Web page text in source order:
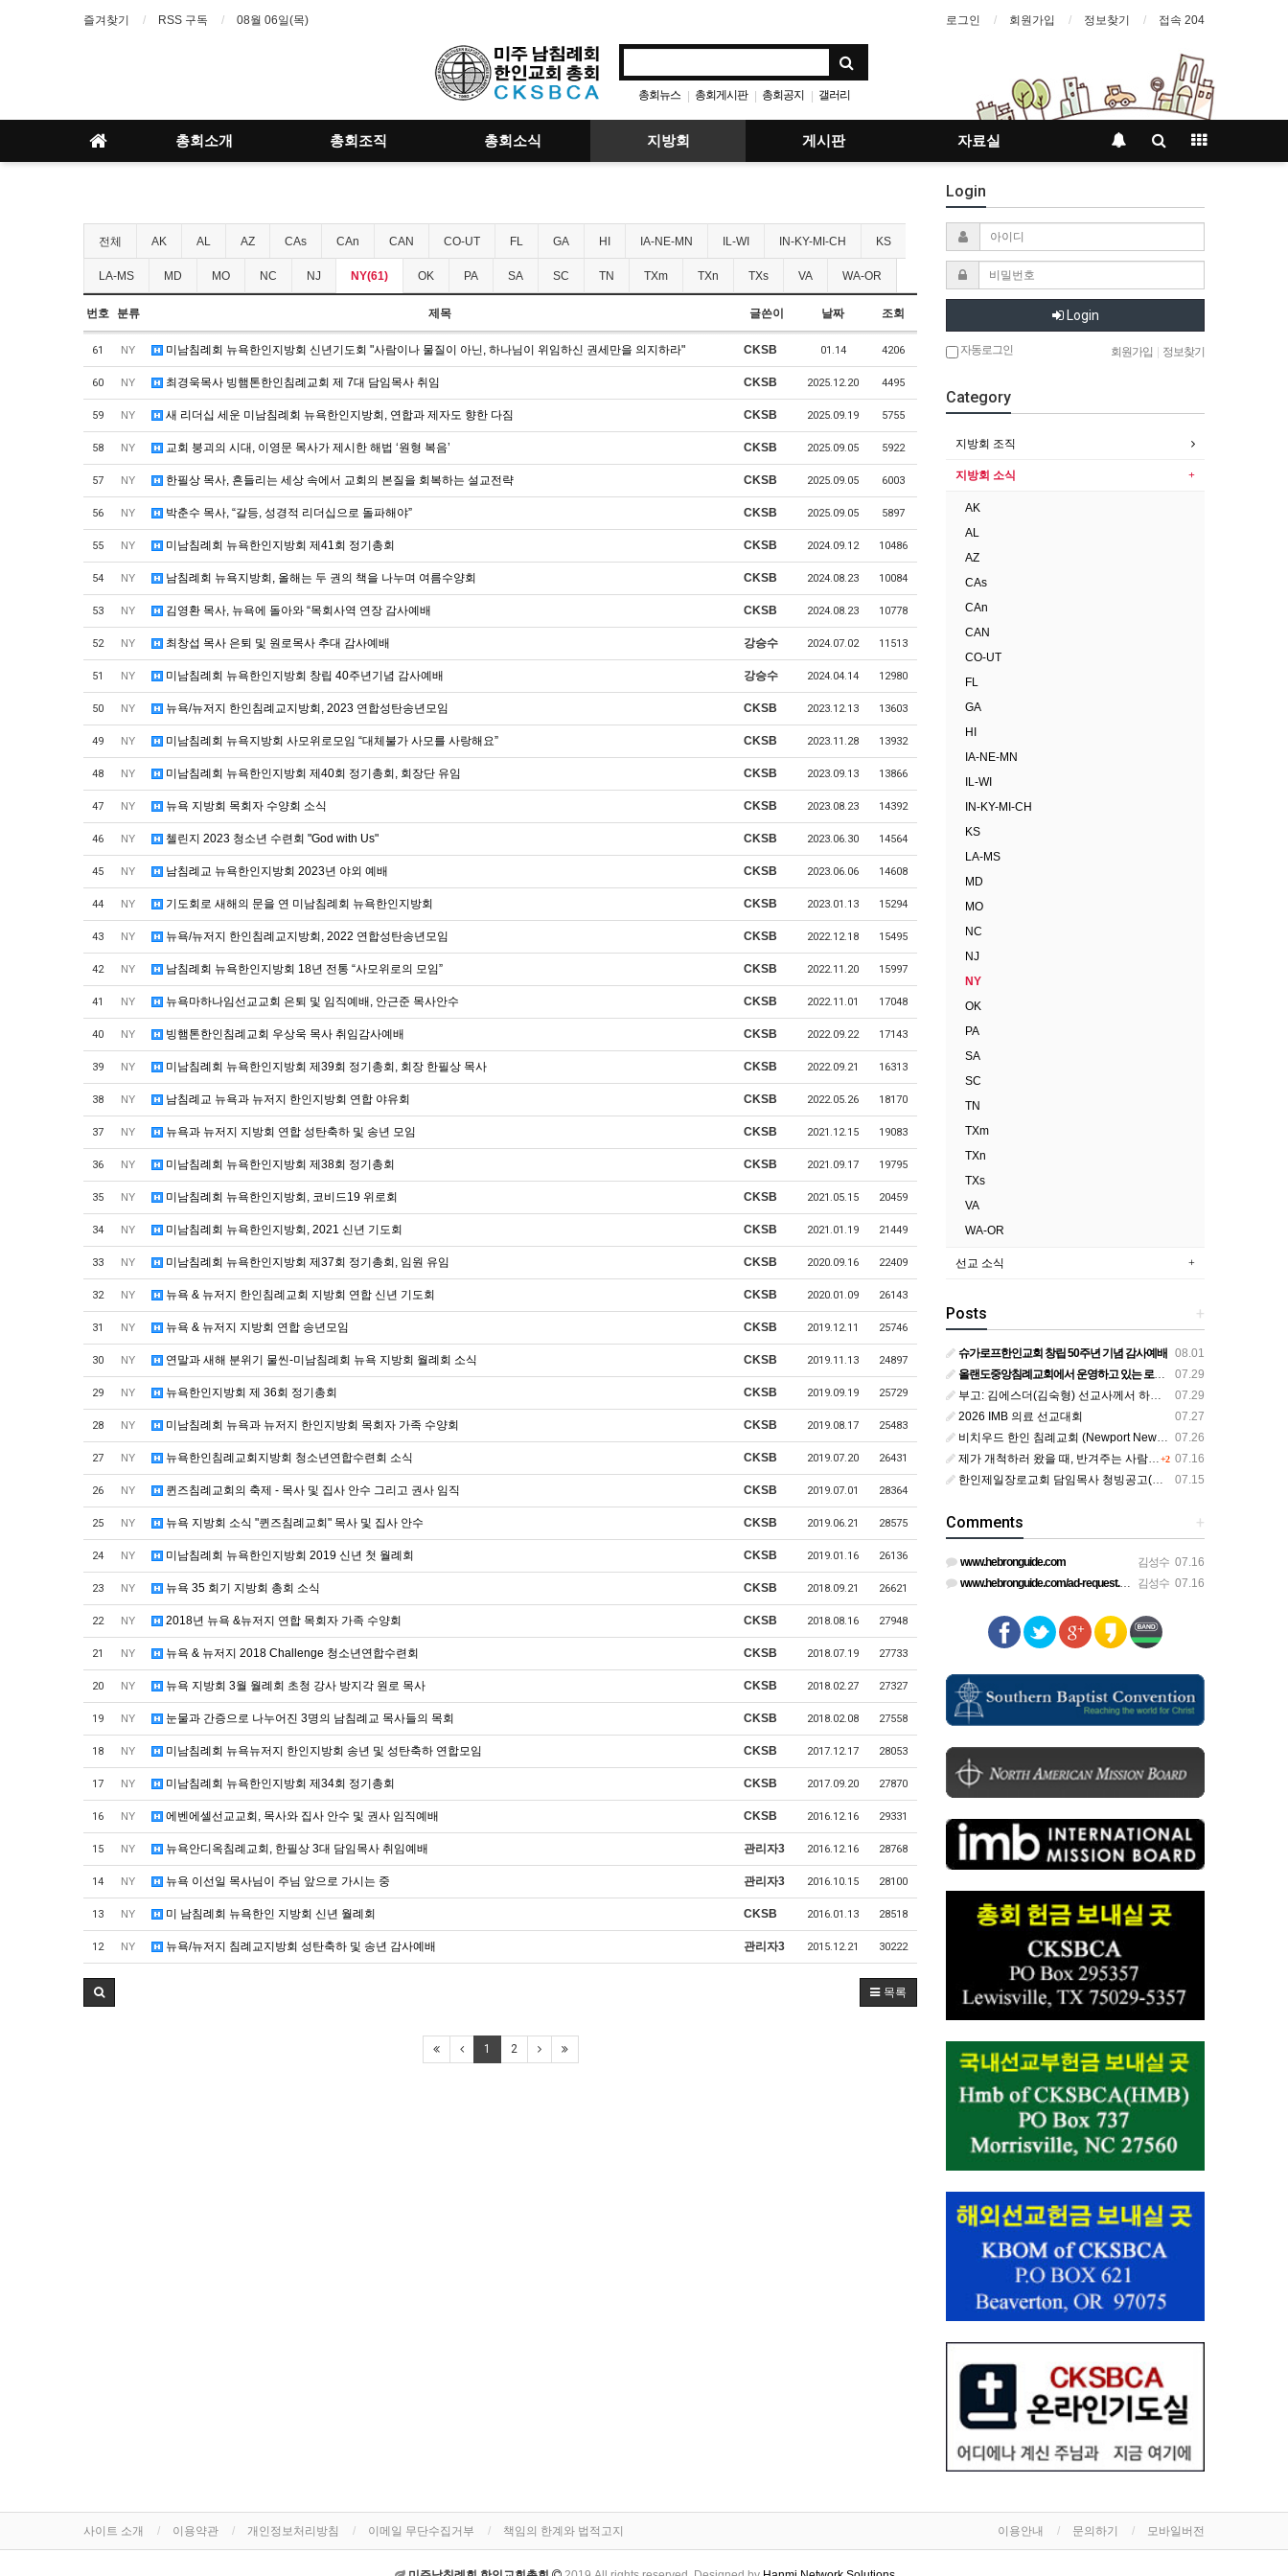
즐겨찾기 RSS 구독 08월 06일(목) 로그인 회원가입 정보찾기 접속 204
총회뉴스 | 총회게시판 | 총회공지 | 갤러리
총회소개 총회조직 총회소식 지방회 게시판 자료실
전체 AK AL AZ CAs CAn CAN CO-UT FL GA HI IA-NE-MN IL-WI IN-KY-MI-CH KS
LA-MS MD MO NC NJ NY(61) OK PA SA SC TN TXm TXn TXs VA WA-OR
번호 분류 제목 글쓴이 날짜 조회
61 NY 미남침례회 뉴욕한인지방회 신년기도회 "사람이나 물질이 아닌, 하나님이 위임하신 권세만을 의지하라" CKSB 01.14 4206
60 NY 최경욱목사 빙햄톤한인침례교회 제 7대 담임목사 취임 CKSB 2025.12.20 4495
59 NY 새 리더십 세운 미남침례회 뉴욕한인지방회, 연합과 제자도 향한 다짐 CKSB 2025.09.19 5755
58 NY 교회 붕괴의 시대, 이영문 목사가 제시한 해법 ‘원형 복음’ CKSB 2025.09.05 5922
57 NY 한필상 목사, 흔들리는 세상 속에서 교회의 본질을 회복하는 설교전략 CKSB 2025.09.05 6003
56 NY 박춘수 목사, “갈등, 성경적 리더십으로 돌파해야” CKSB 2025.09.05 5897
55 NY 미남침례회 뉴욕한인지방회 제41회 정기총회 CKSB 2024.09.12 10486
54 NY 남침례회 뉴욕지방회, 올해는 두 권의 책을 나누며 여름수양회 CKSB 2024.08.23 10084
53 NY 김영환 목사, 뉴욕에 돌아와 “목회사역 연장 감사예배 CKSB 2024.08.23 10778
52 NY 최창섭 목사 은퇴 및 원로목사 추대 감사예배 강승수 2024.07.02 11513
51 NY 미남침례회 뉴욕한인지방회 창립 40주년기념 감사예배 강승수 2024.04.14 12980
50 NY 뉴욕/뉴저지 한인침례교지방회, 2023 연합성탄송년모임 CKSB 2023.12.13 13603
49 NY 미남침례회 뉴욕지방회 사모위로모임 “대체불가 사모를 사랑해요” CKSB 2023.11.28 13932
48 NY 미남침례회 뉴욕한인지방회 제40회 정기총회, 회장단 유임 CKSB 2023.09.13 13866
47 NY 뉴욕 지방회 목회자 수양회 소식 CKSB 2023.08.23 14392
46 NY 첼린지 2023 청소년 수련회 "God with Us" CKSB 2023.06.30 14564
45 NY 남침례교 뉴욕한인지방회 2023년 야외 예배 CKSB 2023.06.06 14608
44 NY 기도회로 새해의 문을 연 미남침례회 뉴욕한인지방회 CKSB 2023.01.13 15294
43 NY 뉴욕/뉴저지 한인침례교지방회, 2022 연합성탄송년모임 CKSB 2022.12.18 15495
42 NY 남침례회 뉴욕한인지방회 18년 전통 “사모위로의 모임” CKSB 2022.11.20 15997
41 NY 뉴욕마하나임선교교회 은퇴 및 임직예배, 안근준 목사안수 CKSB 2022.11.01 17048
40 NY 빙햄톤한인침례교회 우상욱 목사 취임감사예배 CKSB 2022.09.22 17143
39 NY 미남침례회 뉴욕한인지방회 제39회 정기총회, 회장 한필상 목사 CKSB 2022.09.21 16313
38 NY 남침례교 뉴욕과 뉴저지 한인지방회 연합 야유회 CKSB 2022.05.26 18170
37 NY 뉴욕과 뉴저지 지방회 연합 성탄축하 및 송년 모임 CKSB 2021.12.15 19083
36 NY 미남침례회 뉴욕한인지방회 제38회 정기총회 CKSB 2021.09.17 19795
35 NY 미남침례회 뉴욕한인지방회, 코비드19 위로회 CKSB 2021.05.15 20459
34 NY 미남침례회 뉴욕한인지방회, 2021 신년 기도회 CKSB 2021.01.19 21449
33 NY 미남침례회 뉴욕한인지방회 제37회 정기총회, 임원 유임 CKSB 2020.09.16 22409
32 NY 뉴욕 & 뉴저지 한인침례교회 지방회 연합 신년 기도회 CKSB 2020.01.09 26143
31 NY 뉴욕 & 뉴저지 지방회 연합 송년모임 CKSB 2019.12.11 25746
30 NY 연말과 새해 분위기 물씬-미남침례회 뉴욕 지방회 월례회 소식 CKSB 2019.11.13 24897
29 NY 뉴욕한인지방회 제 36회 정기총회 CKSB 2019.09.19 25729
28 NY 미남침례회 뉴욕과 뉴저지 한인지방회 목회자 가족 수양회 CKSB 2019.08.17 25483
27 NY 뉴욕한인침례교회지방회 청소년연합수련회 소식 CKSB 2019.07.20 26431
26 NY 퀸즈침례교회의 축제 - 목사 및 집사 안수 그리고 권사 임직 CKSB 2019.07.01 28364
25 NY 뉴욕 지방회 소식 "퀸즈침례교회" 목사 및 집사 안수 CKSB 2019.06.21 28575
24 NY 미남침례회 뉴욕한인지방회 2019 신년 첫 월례회 CKSB 2019.01.16 26136
23 NY 뉴욕 35 회기 지방회 총회 소식 CKSB 2018.09.21 26621
22 NY 2018년 뉴욕 &뉴저지 연합 목회자 가족 수양회 CKSB 2018.08.16 27948
21 NY 뉴욕 & 뉴저지 2018 Challenge 청소년연합수련회 CKSB 2018.07.19 27733
20 NY 뉴욕 지방회 3월 월례회 초청 강사 방지각 원로 목사 CKSB 2018.02.27 27327
19 NY 눈물과 간증으로 나누어진 3명의 남침례교 목사들의 목회 CKSB 2018.02.08 27558
18 NY 미남침례회 뉴욕뉴저지 한인지방회 송년 및 성탄축하 연합모임 CKSB 2017.12.17 28053
17 NY 미남침례회 뉴욕한인지방회 제34회 정기총회 CKSB 2017.09.20 27870
16 NY 에벤에셀선교교회, 목사와 집사 안수 및 권사 임직예배 CKSB 2016.12.16 29331
15 NY 뉴욕안디옥침례교회, 한필상 3대 담임목사 취임예배 관리자3 2016.12.16 28768
14 NY 뉴욕 이선일 목사님이 주님 앞으로 가시는 중 관리자3 2016.10.15 28100
13 NY 미 남침례회 뉴욕한인 지방회 신년 월례회 CKSB 2016.01.13 28518
12 NY 뉴욕/뉴저지 침례교지방회 성탄축하 및 송년 감사예배 관리자3 2015.12.21 30222
목록
1 2
Login
Login
자동로그인 회원가입 정보찾기
Category
지방회 조직
지방회 소식
AK
AL
AZ
CAs
CAn
CAN
CO-UT
FL
GA
HI
IA-NE-MN
IL-WI
IN-KY-MI-CH
KS
LA-MS
MD
MO
NC
NJ
NY
OK
PA
SA
SC
TN
TXm
TXn
TXs
VA
WA-OR
선교 소식
+
Posts
08.01
슈가로프한인교회 창립 50주년 기념 감사예배
07.29
올랜도중앙침례교회에서 운영하고 있는 로뎀선교관을 소개해 드립니다
07.29
부고: 김에스더(김숙형) 선교사께서 하나님의 부르심을 받았습니다.
07.27
2026 IMB 의료 선교대회
07.26
비치우드 한인 침례교회 (Newport News, Virginia) 담임목사 청빙
+2 07.16
제가 개척하러 왔을 때, 반겨주는 사람이 없었습니다.
07.15
한인제일장로교회 담임목사 청빙공고(교단 변경 가능한 교회)
+
Comments
김성수 07.16
www.hebronguide.com
김성수 07.16
www.hebronguide.com/ad-request.html
사이트 소개 이용약관 개인정보처리방침 이메일 무단수집거부 책임의 한계와 법적고지 이용안내 문의하기 모바일버전